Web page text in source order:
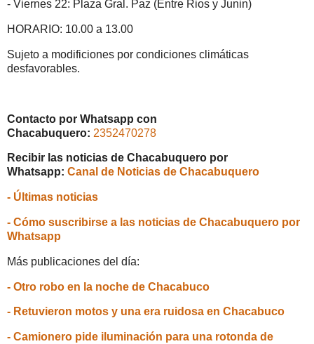
- Viernes 22: Plaza Gral. Paz (Entre Rios y Junin)
HORARIO: 10.00 a 13.00
Sujeto a modificiones por condiciones climáticas
desfavorables.
Contacto por Whatsapp con
Chacabuquero: 2352470278
Recibir las noticias de Chacabuquero por
Whatsapp: Canal de Noticias de Chacabuquero
- Últimas noticias
- Cómo suscribirse a las noticias de Chacabuquero por
Whatsapp
Más publicaciones del día:
- Otro robo en la noche de Chacabuco
- Retuvieron motos y una era ruidosa en Chacabuco
- Camionero pide iluminación para una rotonda de